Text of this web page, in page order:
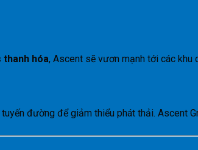
thanh hóa, Ascent sẽ vươn mạnh tới các khu
đường để giảm thiểu phát thải. Ascent